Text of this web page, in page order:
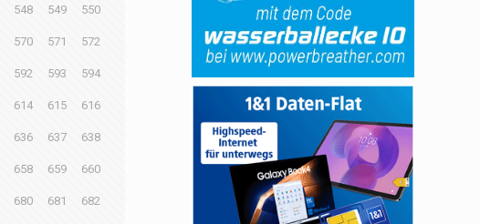
548 549 550
570 571 572
592 593 594
614 615 616
636 637 638
658 659 660
680 681 682